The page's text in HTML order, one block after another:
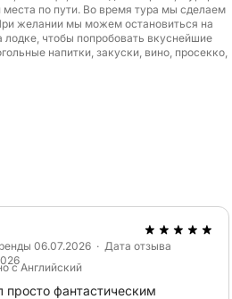
и укромным уголкам
искупавшись или
для сноркелинга
итальянский аперитив с
фруктами и закусками.
плеском моря.
по пути. Во время тура мы сделаем
желании мы можем остановиться на
чтобы попробовать вкуснейшие
напитки, закуски, вино, просекко,
06.07.2026 · Дата отзыва
с Английский
просто фантастическим